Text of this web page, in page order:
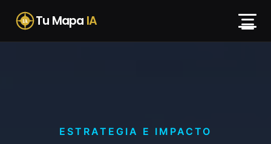
IA Tu Mapa IA
ESTRATEGIA E IMPACTO